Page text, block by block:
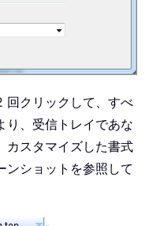
回クリックして、すべ
り、受信トレイであな
カスタマイズした書式
ンショットを参照して